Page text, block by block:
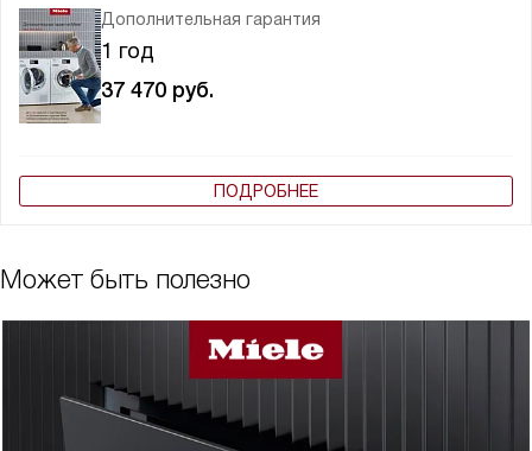
Дополнительная гарантия
1 год
37 470 руб.
ПОДРОБНЕЕ
Может быть полезно